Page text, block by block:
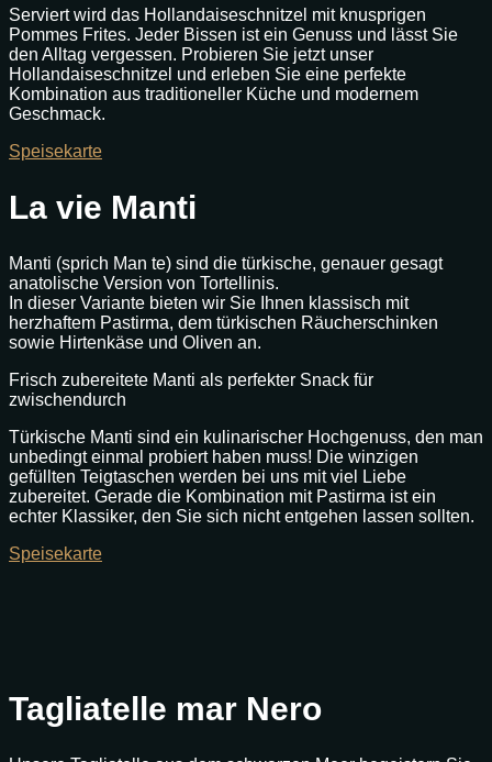
Serviert wird das Hollandaiseschnitzel mit knusprigen
Pommes Frites. Jeder Bissen ist ein Genuss und lässt Sie
den Alltag vergessen. Probieren Sie jetzt unser
Hollandaiseschnitzel und erleben Sie eine perfekte
Kombination aus traditioneller Küche und modernem
Geschmack.
Speisekarte
La vie Manti
Manti (sprich Man te) sind die türkische, genauer gesagt
anatolische Version von Tortellinis.
In dieser Variante bieten wir Sie Ihnen klassisch mit
herzhaftem Pastirma, dem türkischen Räucherschinken
sowie Hirtenkäse und Oliven an.
Frisch zubereitete Manti als perfekter Snack für
zwischendurch
Türkische Manti sind ein kulinarischer Hochgenuss, den man
unbedingt einmal probiert haben muss! Die winzigen
gefüllten Teigtaschen werden bei uns mit viel Liebe
zubereitet. Gerade die Kombination mit Pastirma ist ein
echter Klassiker, den Sie sich nicht entgehen lassen sollten.
Speisekarte
Tagliatelle mar Nero